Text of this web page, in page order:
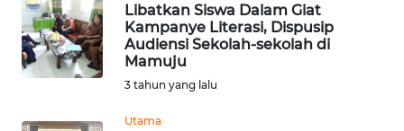
Libatkan Siswa Dalam Giat
Kampanye Literasi, Dispusip
Audiensi Sekolah-sekolah di
Mamuju
3 tahun yang lalu
Utama
WN
DANAU
TOBA
WN